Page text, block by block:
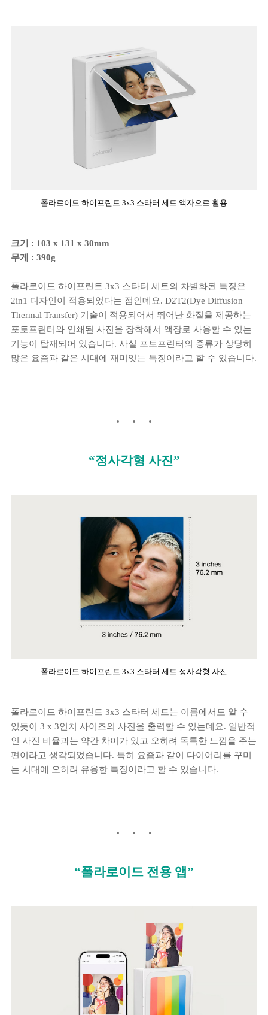
폴라로이드 하이프린트 3x3 스타터 세트 액자으로 활용
크기 : 103 x 131 x 30mm
무게 : 390g
폴라로이드 하이프린트 3x3 스타터 세트의 차별화된 특징은
2in1 디자인이 적용되었다는 점인데요. D2T2(Dye Diffusion
Thermal Transfer) 기술이 적용되어서 뛰어난 화질을 제공하는
포토프린터와 인쇄된 사진을 장착해서 액장로 사용할 수 있는
기능이 탑재되어 있습니다. 사실 포토프린터의 종류가 상당히
많은 요즘과 같은 시대에 재미잇는 특징이라고 할 수 있습니다.
“정사각형 사진”
폴라로이드 하이프린트 3x3 스타터 세트 정사각형 사진
폴라로이드 하이프린트 3x3 스타터 세트는 이름에서도 알 수
있듯이 3 x 3인치 사이즈의 사진을 출력할 수 있는데요. 일반적
인 사진 비율과는 약간 차이가 있고 오히려 독특한 느낌을 주는
편이라고 생각되었습니다. 특히 요즘과 같이 다이어리를 꾸미
는 시대에 오히려 유용한 특징이라고 할 수 있습니다.
“폴라로이드 전용 앱”